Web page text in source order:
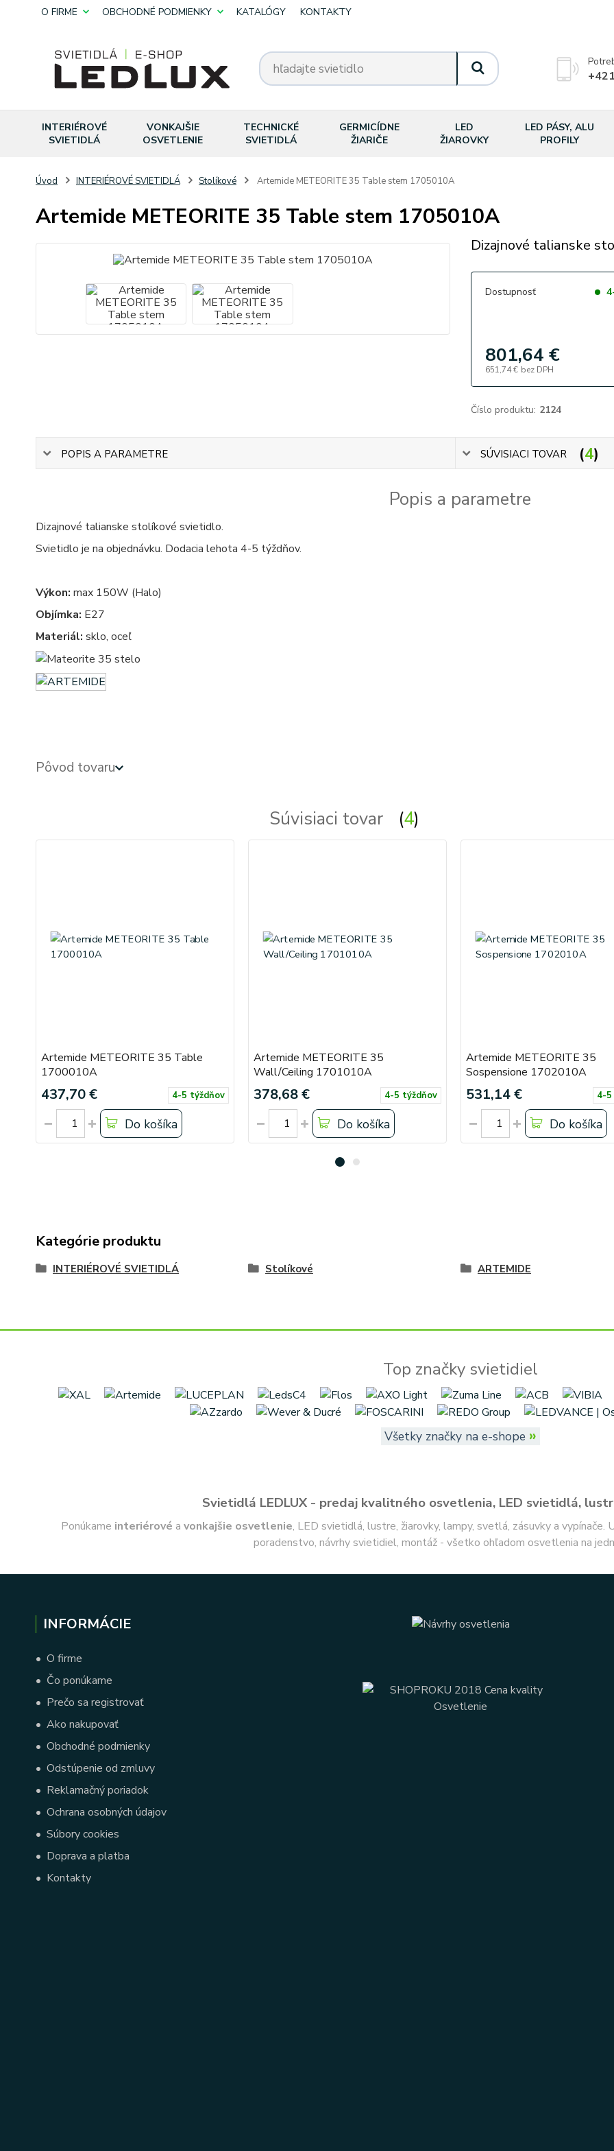
O FIRME OBCHODNÉ PODMIENKY KATALÓGY KONTAKTY
INTERIÉROVÉ
SVIETIDLÁ
VONKAJŠIE
OSVETLENIE
TECHNICKÉ
SVIETIDLÁ
GERMICÍDNE
ŽIARIČE
LED
ŽIAROVKY
LED PÁSY, ALU
PROFILY
Úvod INTERIÉROVÉ SVIETIDLÁ Stolíkové Artemide METEORITE 35 Table stem 1705010A
Artemide METEORITE 35 Table stem 1705010A
Dizajnové talianske
Dostupnosť
801,64 €
651,74 € bez DPH
Číslo produktu: 2124
POPIS A PARAMETRE SÚVISIACI TOVAR 4
Popis a parametre
Dizajnové talianske stolíkové svietidlo.
Svietidlo je na objednávku. Dodacia lehota 4-5 týždňov.
Výkon: max 150W (Halo)
Objímka: E27
Materiál: sklo, oceľ
Pôvod tovaru
Súvisiaci tovar 4
Artemide METEORITE 35 Table
1700010A
437,70 € 4-5 týždňov
Do košíka
Artemide METEORITE 35
Wall/Ceiling 1701010A
378,68 € 4-5 týždňov
Do košíka
Artemide METEORITE 35
Sospensione 1702010A
531,14 € 4-
Do košíka
Kategórie produktu
INTERIÉROVÉ SVIETIDLÁ Stolíkové ARTEMIDE
Top značky svietidiel
Všetky značky na e-shope »
Svietidlá LEDLUX - predaj kvalitného osvetlenia, LED svietidlá,
Ponúkame interiérové a vonkajšie osvetlenie, LED svietidlá, lustre, žiarovky, lampy, svetlá, zásuvky a
poradenstvo, návrhy svietidiel, montáž - všetko ohľadom osvetlenia na
INFORMÁCIE
• O firme
• Čo ponúkame
• Prečo sa registrovať
• Ako nakupovať
• Obchodné podmienky
• Odstúpenie od zmluvy
• Reklamačný poriadok
• Ochrana osobných údajov
• Súbory cookies
• Doprava a platba
• Kontakty